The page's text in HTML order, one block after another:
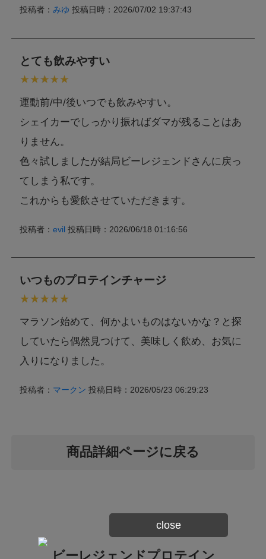
投稿者：みゆ 投稿日時：2026/07/02 19:37:43
とても飲みやすい
運動前/中/後いつでも飲みやすい。
シェイカーでしっかり振ればダマが残ることはあ
りません。
色々試しましたが結局ビーレジェンドさんに戻っ
てしまう私です。
これからも愛飲させていただきます。
投稿者：evil 投稿日時：2026/06/18 01:16:56
いつものプロテインチャージ
マラソン始めて、何かよいものはないかな？と探
していたら偶然見つけて、美味しく飲め、お気に
入りになりました。
投稿者： マークン 投稿日時：2026/05/23 06:29:23
商品詳細ページに戻る
close